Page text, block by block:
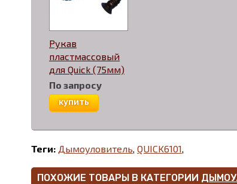
Рукав
пластмассовый
для Quick (75мм)
По запросу
купить
Теги: Дымоуловитель, QUICK6101,
ПОХОЖИЕ ТОВАРЫ В КАТЕГОРИИ